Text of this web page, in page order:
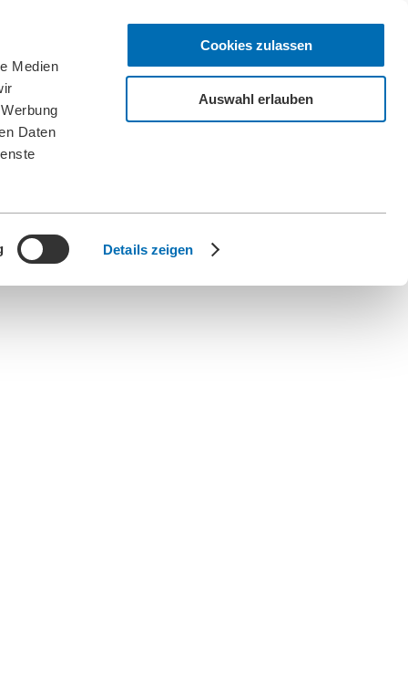
Medien
Daten
Details zeigen
Cookies zulassen
Auswahl erlauben